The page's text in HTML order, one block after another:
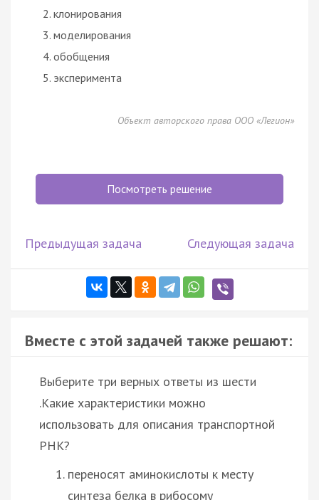
клонирования
моделирования
обобщения
эксперимента
Объект авторского права ООО «Легион»
Посмотреть решение
Предыдущая задача Следующая задача
Вместе с этой задачей также решают:
Выберите три верных ответы из шести
.Какие характеристики можно
использовать для описания транспортной
РНК?
переносят аминокислоты к месту
синтеза белка в рибосому